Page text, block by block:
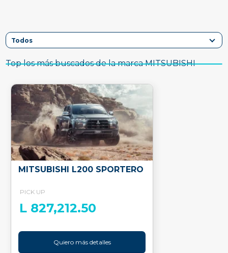
Top los más buscados de la marca MITSUBISHI
MITSUBISHI L200 SPORTERO
PICK UP
L 827,212.50
Quiero más detalles